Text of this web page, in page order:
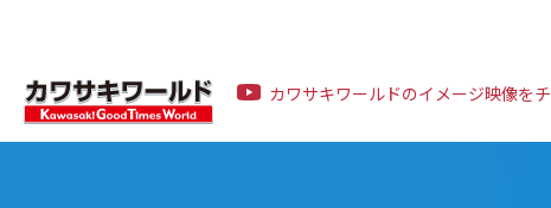
カワサキワールドのイメージ映像をチ